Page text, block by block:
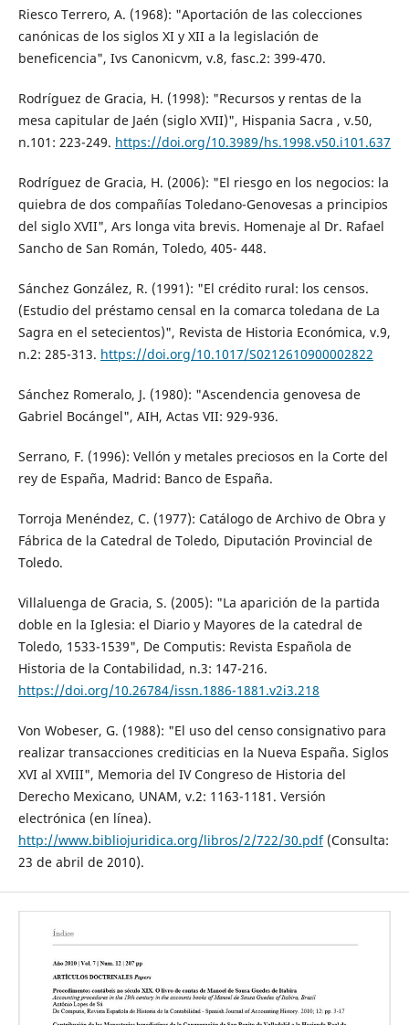
Riesco Terrero, A. (1968): "Aportación de las colecciones
canónicas de los siglos XI y XII a la legislación de
beneficencia", Ivs Canonicvm, v.8, fasc.2: 399-470.
Rodríguez de Gracia, H. (1998): "Recursos y rentas de la
mesa capitular de Jaén (siglo XVII)", Hispania Sacra , v.50,
n.101: 223-249. https://doi.org/10.3989/hs.1998.v50.i101.637
Rodríguez de Gracia, H. (2006): "El riesgo en los negocios: la
quiebra de dos compañías Toledano-Genovesas a principios
del siglo XVII", Ars longa vita brevis. Homenaje al Dr. Rafael
Sancho de San Román, Toledo, 405- 448.
Sánchez González, R. (1991): "El crédito rural: los censos.
(Estudio del préstamo censal en la comarca toledana de La
Sagra en el setecientos)", Revista de Historia Económica, v.9,
n.2: 285-313. https://doi.org/10.1017/S0212610900002822
Sánchez Romeralo, J. (1980): "Ascendencia genovesa de
Gabriel Bocángel", AIH, Actas VII: 929-936.
Serrano, F. (1996): Vellón y metales preciosos en la Corte del
rey de España, Madrid: Banco de España.
Torroja Menéndez, C. (1977): Catálogo de Archivo de Obra y
Fábrica de la Catedral de Toledo, Diputación Provincial de
Toledo.
Villaluenga de Gracia, S. (2005): "La aparición de la partida
doble en la Iglesia: el Diario y Mayores de la catedral de
Toledo, 1533-1539", De Computis: Revista Española de
Historia de la Contabilidad, n.3: 147-216.
https://doi.org/10.26784/issn.1886-1881.v2i3.218
Von Wobeser, G. (1988): "El uso del censo consignativo para
realizar transacciones crediticias en la Nueva España. Siglos
XVI al XVIII", Memoria del IV Congreso de Historia del
Derecho Mexicano, UNAM, v.2: 1163-1181. Versión
electrónica (en línea).
http://www.bibliojuridica.org/libros/2/722/30.pdf(Consulta:
23 de abril de 2010).